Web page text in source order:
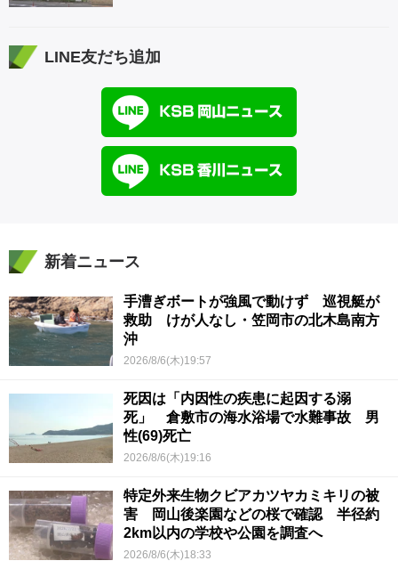
LINE友だち追加
新着ニュース
手漕ぎボートが強風で動けず 巡視艇が
救助 けが人なし・笠岡市の北木島南方
沖
2026/8/6(木)19:57
死因は「内因性の疾患に起因する溺
死」 倉敷市の海水浴場で水難事故 男
性(69)死亡
2026/8/6(木)19:16
特定外来生物クビアカツヤカミキリの被
害 岡山後楽園などの桜で確認 半径約
2km以内の学校や公園を調査へ
2026/8/6(木)18:33